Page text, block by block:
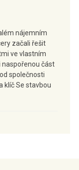
nájemním
začali řešit
ve vlastním
naspořenou část
společnosti
klíč Se stavbou